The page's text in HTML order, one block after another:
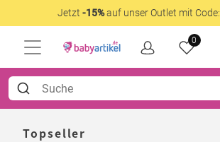
Jetzt -15%auf unser Outlet mit Code:
0
Topseller